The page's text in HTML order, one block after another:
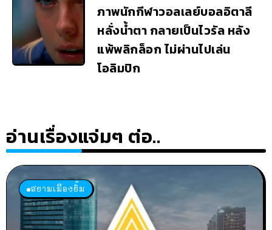
ภาพนักกีฬาวอลเลย์บอลอิตาลี
หลั่งน้ำตา กลายเป็นไวรัล หลัง
แพ้พลิกล็อก ไม่ผ่านไปเล่น
โอลิมปิก
อ่านเรื่องแจ่มๆ ต่อ..
สยามเมืองยิ้ม